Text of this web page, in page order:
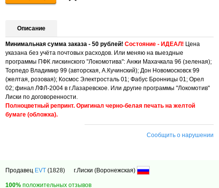
Описание
Минимальная сумма заказа - 50 рублей! Состояние - ИДЕАЛ! Цена
указана без учёта почтовых расходов. Или меняю на выездные
программы ПФК лискинского "Локомотива": Анжи Махачкала 96 (зеленая);
Торпедо Владимир 99 (авторская, А.Кучинский); Дон Новомосковск 99
(желтая, розовая); Космос Электросталь 01; Фабус Бронницы 01; Орел
02; финал ЛФЛ-2004 в г.Лазаревское. Или другие программы "Локомотив"
Лиски по договоренности.
Полноцветный репринт. Оригинал черно-белая печать на желтой
бумаге (обложка).
Сообщить о нарушении
Продавец EVT (1828) г.Лиски (Воронежская)
100% положительных отзывов